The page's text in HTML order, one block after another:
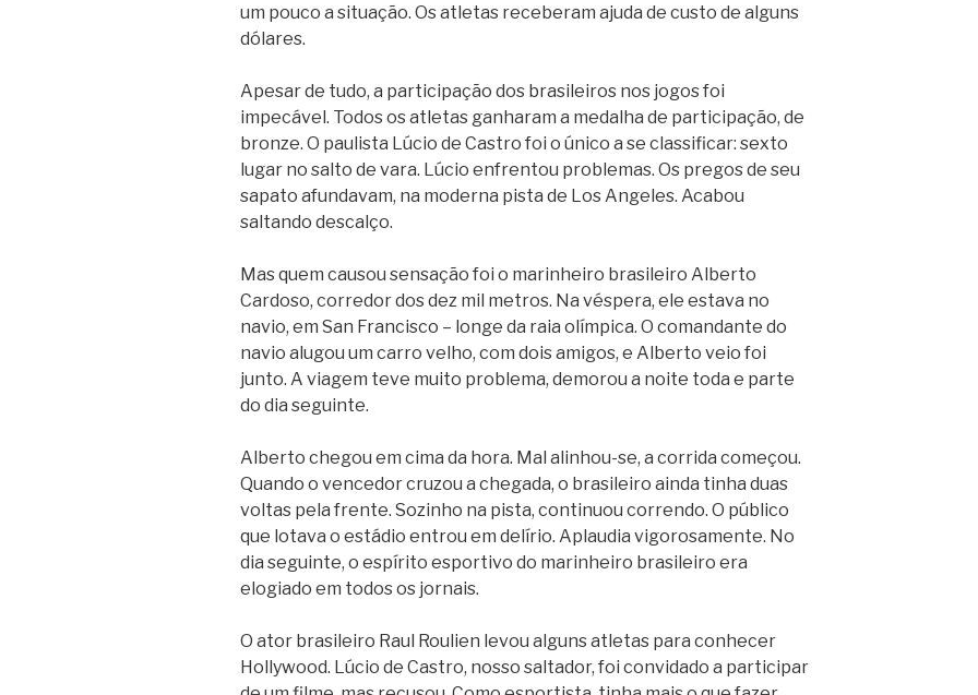
um pouco a situação. Os atletas receberam ajuda de custo de alguns
dólares.
Apesar de tudo, a participação dos brasileiros nos jogos foi
impecável. Todos os atletas ganharam a medalha de participação, de
bronze. O paulista Lúcio de Castro foi o único a se classificar: sexto
lugar no salto de vara. Lúcio enfrentou problemas. Os pregos de seu
sapato afundavam, na moderna pista de Los Angeles. Acabou
saltando descalço.
Mas quem causou sensação foi o marinheiro brasileiro Alberto
Cardoso, corredor dos dez mil metros. Na véspera, ele estava no
navio, em San Francisco – longe da raia olímpica. O comandante do
navio alugou um carro velho, com dois amigos, e Alberto veio foi
junto. A viagem teve muito problema, demorou a noite toda e parte
do dia seguinte.
Alberto chegou em cima da hora. Mal alinhou-se, a corrida começou.
Quando o vencedor cruzou a chegada, o brasileiro ainda tinha duas
voltas pela frente. Sozinho na pista, continuou correndo. O público
que lotava o estádio entrou em delírio. Aplaudia vigorosamente. No
dia seguinte, o espírito esportivo do marinheiro brasileiro era
elogiado em todos os jornais.
O ator brasileiro Raul Roulien levou alguns atletas para conhecer
Hollywood. Lúcio de Castro, nosso saltador, foi convidado a participar